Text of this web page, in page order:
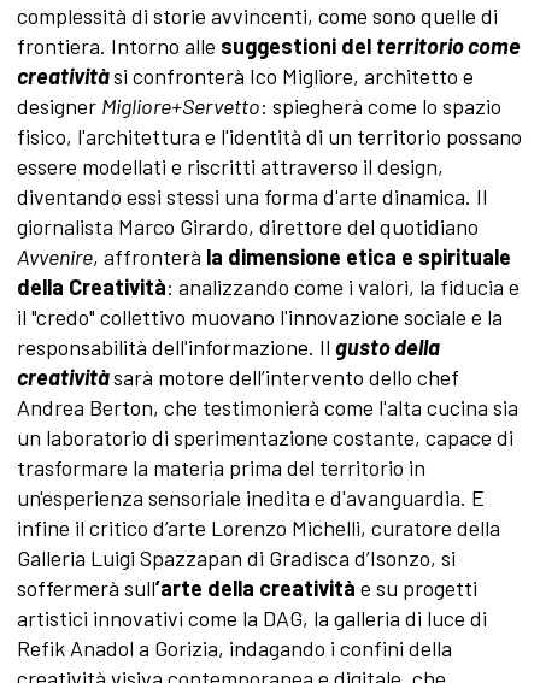
complessità di storie avvincenti, come sono quelle di
frontiera. Intorno alle suggestioni del territorio come
creativitàsi confronterà Ico Migliore, architetto e
designer Migliore+Servetto: spiegherà come lo spazio
fisico, l'architettura e l'identità di un territorio possano
essere modellati e riscritti attraverso il design,
diventando essi stessi una forma d'arte dinamica. Il
giornalista Marco Girardo, direttore del quotidiano
Avvenire, affronterà la dimensione etica e spirituale
della Creatività: analizzando come i valori, la fiducia e
il "credo" collettivo muovano l'innovazione sociale e la
responsabilità dell'informazione. Il gusto della
creativitàsarà motore dell’intervento dello chef
Andrea Berton, che testimonierà come l'alta cucina sia
un laboratorio di sperimentazione costante, capace di
trasformare la materia prima del territorio in
un'esperienza sensoriale inedita e d'avanguardia. E
infine il critico d’arte Lorenzo Michelli, curatore della
Galleria Luigi Spazzapan di Gradisca d’Isonzo, si
soffermerà sull’arte della creatività e su progetti
artistici innovativi come la DAG, la galleria di luce di
Refik Anadol a Gorizia, indagando i confini della